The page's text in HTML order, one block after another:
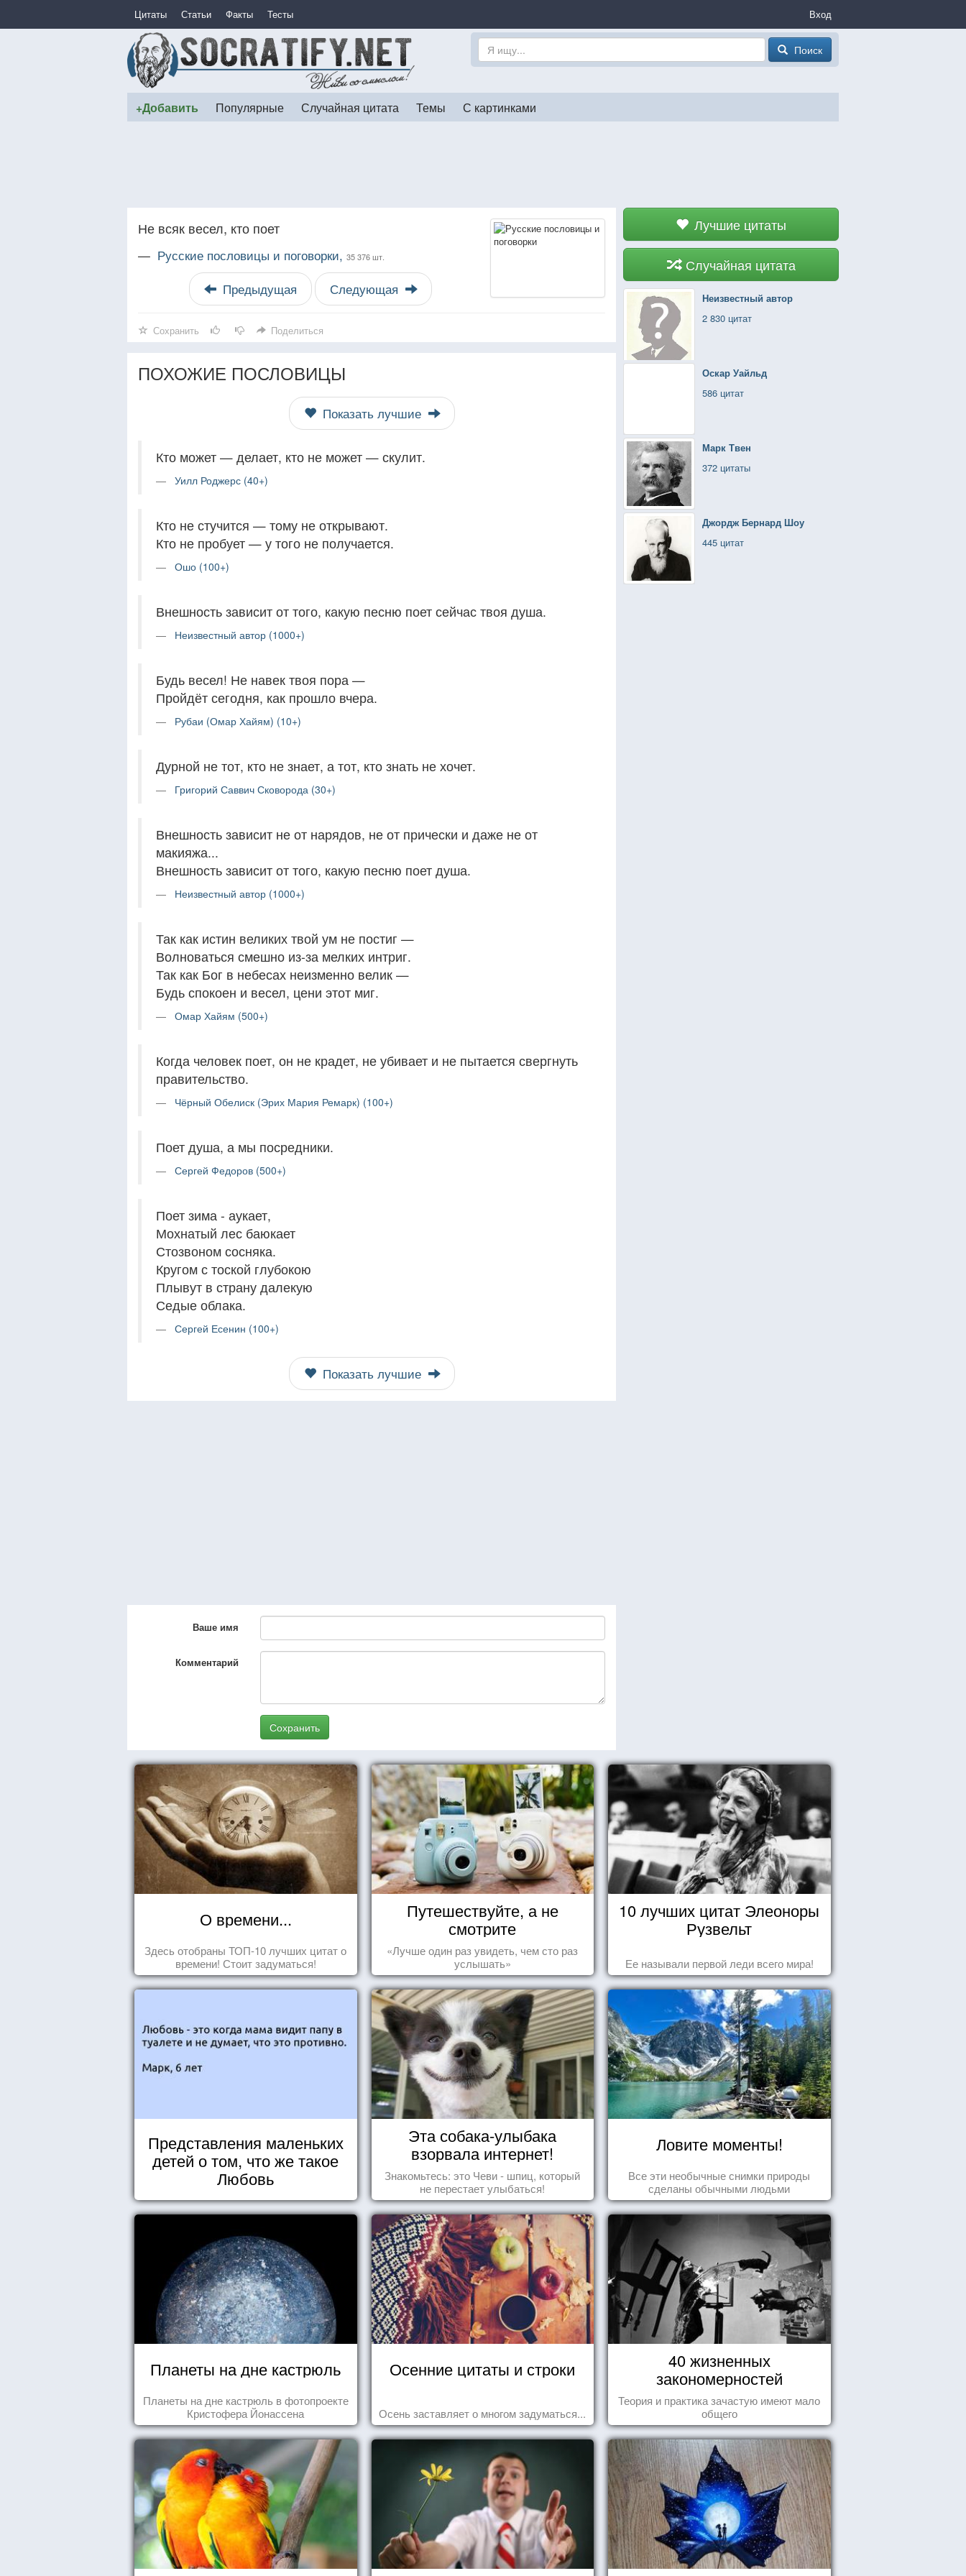
Цитаты Статьи Факты Тесты Вход
Поиск
+Добавить Популярные Случайная цитата Темы С картинками
Лучшие цитаты
Случайная цитата
Неизвестный автор
2 830 цитат
Оскар Уайльд
586 цитат
Марк Твен
372 цитаты
Джордж Бернард Шоу
445 цитат
Не всяк весел, кто поет
— Русские пословицы и поговорки, 35 376 шт.
Предыдущая Следующая
Сохранить Поделиться
ПОХОЖИЕ ПОСЛОВИЦЫ
Показать лучшие
Кто может — делает, кто не может — скулит.
Уилл Роджерс (40+)
Кто не стучится — тому не открывают.
Кто не пробует — у того не получается.
Ошо (100+)
Внешность зависит от того, какую песню поет сейчас твоя душа.
Неизвестный автор (1000+)
Будь весел! Не навек твоя пора —
Пройдёт сегодня, как прошло вчера.
Рубаи (Омар Хайям) (10+)
Дурной не тот, кто не знает, а тот, кто знать не хочет.
Григорий Саввич Сковорода (30+)
Внешность зависит не от нарядов, не от прически и даже не от
макияжа...
Внешность зависит от того, какую песню поет душа.
Неизвестный автор (1000+)
Так как истин великих твой ум не постиг —
Волноваться смешно из-за мелких интриг.
Так как Бог в небесах неизменно велик —
Будь спокоен и весел, цени этот миг.
Омар Хайям (500+)
Когда человек поет, он не крадет, не убивает и не пытается свергнуть
правительство.
Чёрный Обелиск (Эрих Мария Ремарк) (100+)
Поет душа, а мы посредники.
Сергей Федоров (500+)
Поет зима - аукает,
Мохнатый лес баюкает
Стозвоном сосняка.
Кругом с тоской глубокою
Плывут в страну далекую
Седые облака.
Сергей Есенин (100+)
Показать лучшие
Ваше имя
Комментарий
Сохранить
О времени...
Здесь отобраны ТОП-10 лучших цитат о
времени! Стоит задуматься!
Путешествуйте, а не
смотрите
«Лучше один раз увидеть, чем сто раз
услышать»
10 лучших цитат Элеоноры
Рузвельт
Ее называли первой леди всего мира!
Представления маленьких
детей о том, что же такое
Любовь
Эта собака-улыбака
взорвала интернет!
Знакомьтесь: это Чеви - шпиц, который
не перестает улыбаться!
Ловите моменты!
Все эти необычные снимки природы
сделаны обычными людьми
Планеты на дне кастрюль
Планеты на дне кастрюль в фотопроекте
Кристофера Йонассена
Осенние цитаты и строки
Осень заставляет о многом задуматься...
40 жизненных
закономерностей
Теория и практика зачастую имеют мало
общего